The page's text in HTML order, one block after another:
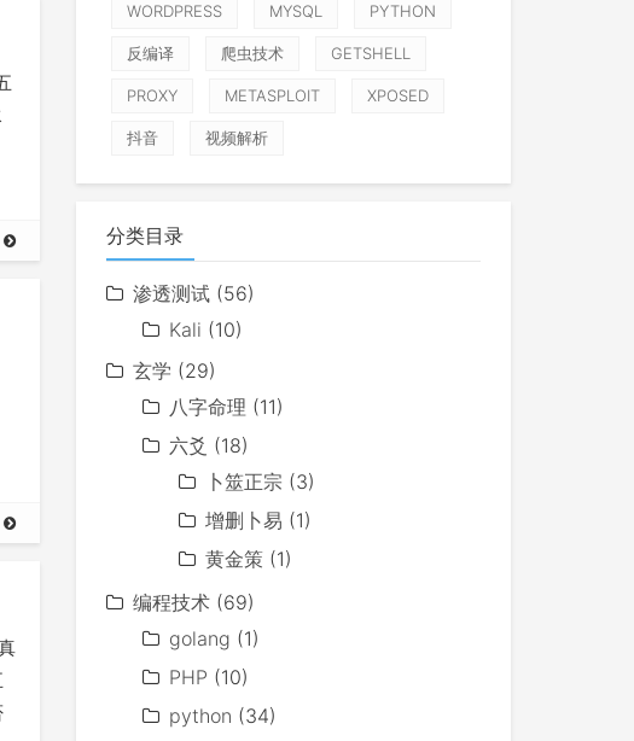
WORDPRESS MYSQL PYTHON
反编译 爬虫技术 GETSHELL
PROXY METASPLOIT XPOSED
抖音 视频解析
分类目录
渗透测试 (56)
Kali (10)
玄学 (29)
八字命理 (11)
六爻 (18)
卜筮正宗 (3)
增删卜易 (1)
黄金策 (1)
编程技术 (69)
golang (1)
PHP (10)
python (34)